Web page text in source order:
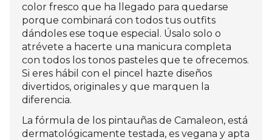
color fresco que ha llegado para quedarse
porque combinará con todos tus outfits
dándoles ese toque especial. Úsalo solo o
atrévete a hacerte una manicura completa
con todos los tonos pasteles que te ofrecemos.
Si eres hábil con el pincel hazte diseños
divertidos, originales y que marquen la
diferencia.
La fórmula de los pintauñas de Camaleon, está
dermatológicamente testada, es vegana y apta